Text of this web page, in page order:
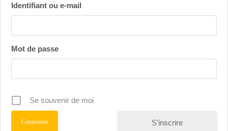
Identifiant ou e-mail
Mot de passe
Se souvenir de moi
S’inscrire